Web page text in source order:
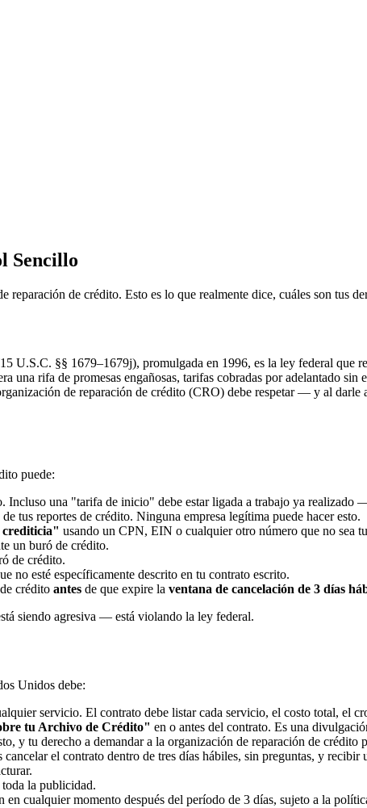
Sencillo
reparación de crédito. Esto es lo que realmente dice, cuáles son tus
U.S.C. §§ 1679–1679j), promulgada en 1996, es la ley federal que
una rifa de promesas engañosas, tarifas cobradas por adelantado
de reparación de crédito (CRO) debe respetar — y al darle
puede:
Incluso una "tarifa de inicio" debe estar ligada a trabajo ya realizado
de tus reportes de crédito. Ninguna empresa legítima puede hacer esto.
usando un CPN, EIN o cualquier otro número que no sea
un buró de crédito.
de crédito.
no esté específicamente descrito en tu contrato escrito.
crédito antes de que expire la ventana de cancelación de 3 días
siendo agresiva — está violando la ley federal.
Unidos debe:
servicio. El contrato debe listar cada servicio, el costo total, el
tu Archivo de Crédito" en o antes del contrato. Es una
y tu derecho a demandar a la organización de reparación de
cancelar el contrato dentro de tres días hábiles, sin preguntas, y recibir
toda la publicidad.
en cualquier momento después del período de 3 días, sujeto a la